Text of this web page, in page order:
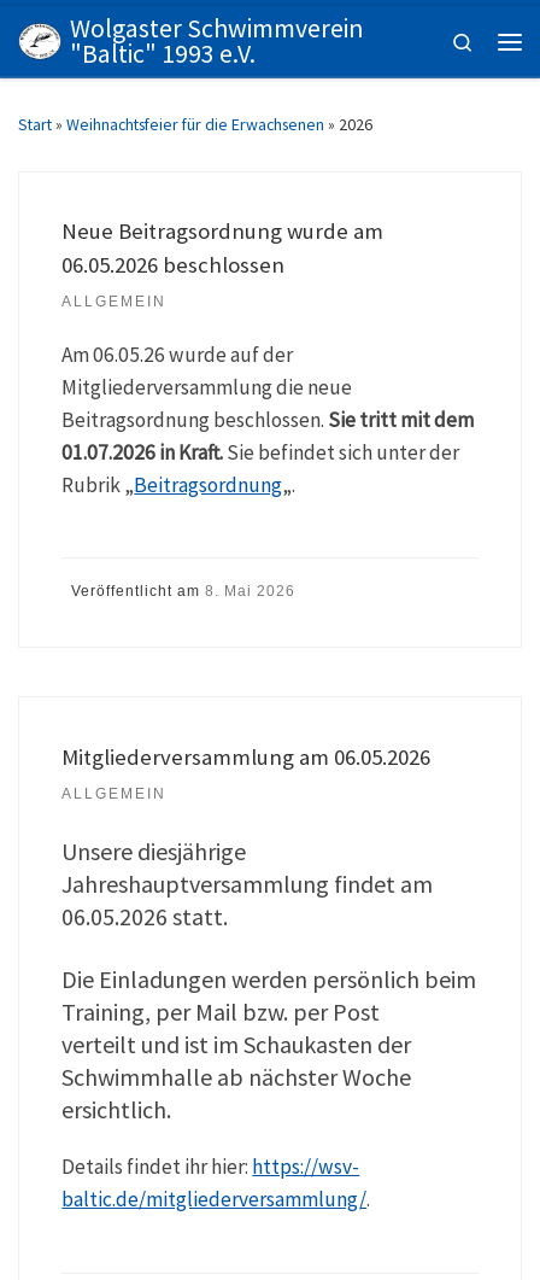
Zum Inhalt springen
Wolgaster Schwimmverein
"Baltic" 1993 e.V.
Search
Start» Weihnachtsfeier für die Erwachsenen » 2026
Neue Beitragsordnung wurde am
06.05.2026 beschlossen
ALLGEMEIN
Am 06.05.26 wurde auf der
Mitgliederversammlung die neue
Beitragsordnung beschlossen. Sie tritt mit dem
01.07.2026 in Kraft.Sie befindet sich unter der
Rubrik „Beitragsordnung„.
Veröffentlicht am8. Mai 2026
Mitgliederversammlung am 06.05.2026
ALLGEMEIN
Unsere diesjährige
Jahreshauptversammlung findet am
06.05.2026 statt.
Die Einladungen werden persönlich beim
Training, per Mail bzw. per Post
verteilt und ist im Schaukasten der
Schwimmhalle ab nächster Woche
ersichtlich.
Details findet ihr hier: https://wsv-
baltic.de/mitgliederversammlung/.